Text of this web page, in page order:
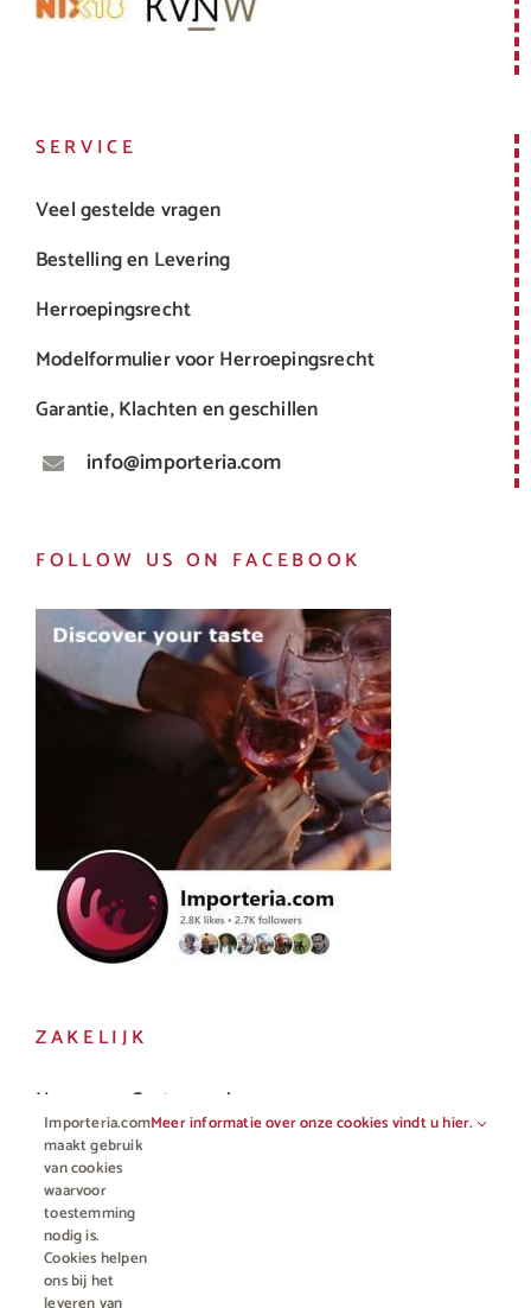
SERVICE
Veel gestelde vragen
Bestelling en Levering
Herroepingsrecht
Modelformulier voor Herroepingsrecht
Garantie, Klachten en geschillen
info@importeria.com
FOLLOW US ON FACEBOOK
ZAKELIJK
Horeca en Gastronomie
Vakhandel
Importeria.com
maakt gebruik
van cookies
waarvoor
toestemming
nodig is.
Cookies helpen
ons bij het
Meer informatie over onze cookies vindt u hier.